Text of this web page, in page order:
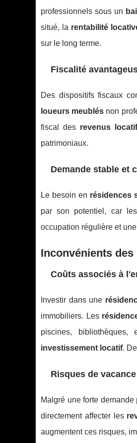
professionnels sous un
situé, la rentabilité
sur le long terme.
Fiscalité
Des dispositifs fiscaux
loueurs meublés non
fiscal des revenus
patrimoniaux.
Demande stable et
Le besoin en résidences
par son potentiel, car les
occupation régulière et
Inconvénients
Coûts associés à
Investir dans une
immobiliers. Les
piscines,
investissement locatif.
Risques de
Malgré une forte demande
directement affecter les
augmentent ces risques,